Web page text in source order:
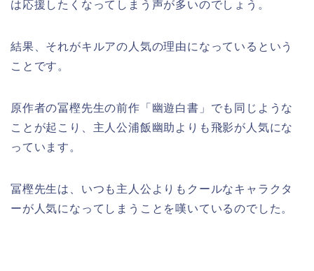
は応援したくなってしまう声が多いのでしょう。
結果、それがキルアの人気の理由になっているという
ことです。
原作者の冨樫先生の前作「幽遊白書」でも同じような
ことが起こり、主人公浦飯幽助よりも飛影が人気にな
っています。
冨樫先生は、いつも主人公よりもクールなキャラクタ
ーが人気になってしまうことを嘆いているのでした。